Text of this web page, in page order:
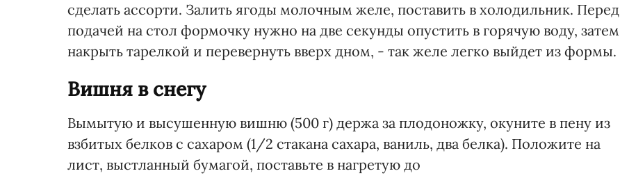
сделать ассорти. Залить ягоды молочным желе, поставить в холодильник. Перед
подачей на стол формочку нужно на две секунды опустить в горячую воду, затем
накрыть тарелкой и перевернуть вверх дном, - так желе легко выйдет из формы.
Вишня в снегу
Вымытую и высушенную вишню (500 г) держа за плодоножку, окуните в пену из
взбитых белков с сахаром (1/2 стакана сахара, ваниль, два белка). Положите на
лист, выстланный бумагой, поставьте в нагретую до